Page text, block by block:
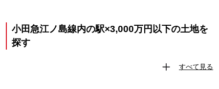
小田急江ノ島線内の駅×3,000万円以下の土地を
探す
すべて見る